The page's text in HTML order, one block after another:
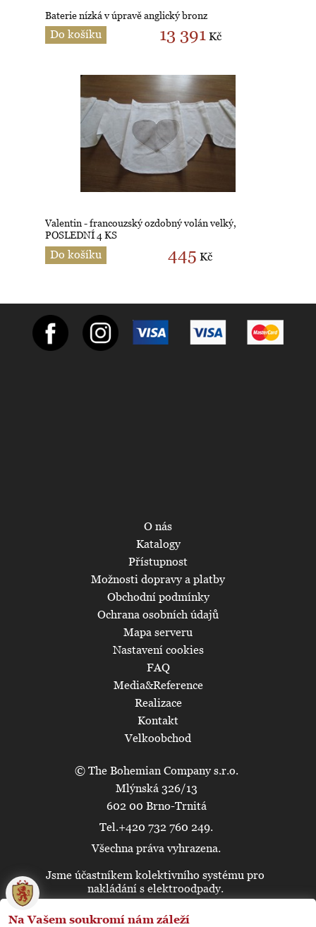
Baterie nízká v úpravě anglický bronz
Do košíku 13 391 Kč
Valentin - francouzský ozdobný volán velký,
POSLEDNÍ 4 KS
Do košíku 445 Kč
© The Bohemian Company s.r.o.
Mlýnská 326/13
602 00 Brno-Trnitá
Tel.+420 732 760 249.
Všechna práva vyhrazena.
O nás
Katalogy
Přístupnost
Možnosti dopravy a platby
Obchodní podmínky
Ochrana osobních údajů
Mapa serveru
Nastavení cookies
FAQ
Media&Reference
Realizace
Kontakt
Velkoobchod
Jsme účastníkem kolektivního systému pro
nakládání s elektroodpady.
🍪
Na Vašem soukromí nám záleží